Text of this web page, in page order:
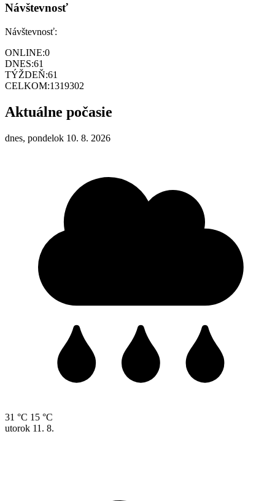
Návštevnosť
Návštevnosť:
ONLINE:0
DNES:61
TÝŽDEŇ:61
CELKOM:1319302
Aktuálne počasie
dnes, pondelok 10. 8. 2026
31 °C 15 °C
utorok 11. 8.